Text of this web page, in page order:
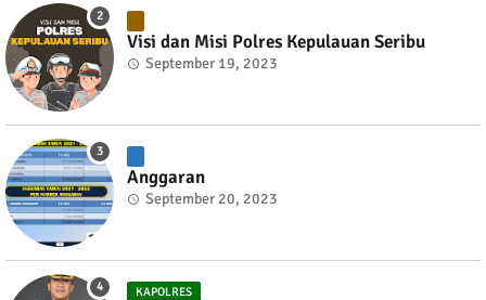
Visi dan Misi Polres Kepulauan Seribu
September 19, 2023
Anggaran
September 20, 2023
KAPOLRES